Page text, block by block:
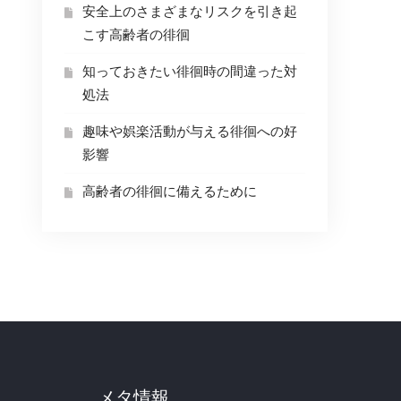
安全上のさまざまなリスクを引き起
こす高齢者の徘徊
知っておきたい徘徊時の間違った対
処法
趣味や娯楽活動が与える徘徊への好
影響
高齢者の徘徊に備えるために